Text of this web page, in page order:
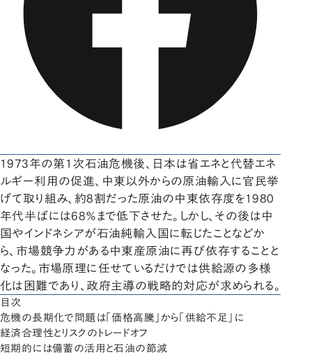
1973年の第1次石油危機後、日本は省エネと代替エネ
ルギー利用の促進、中東以外からの原油輸入に官民挙
げて取り組み、約8割だった原油の中東依存度を1980
年代半ばには68％まで低下させた。しかし、その後は中
国やインドネシアが石油純輸入国に転じたことなどか
ら、市場競争力がある中東産原油に再び依存することと
なった。市場原理に任せているだけでは供給源の多様
化は困難であり、政府主導の戦略的対応が求められる。
目次
危機の長期化で問題は「価格高騰」から「供給不足」に
経済合理性とリスクのトレードオフ
短期的には備蓄の活用と石油の節減